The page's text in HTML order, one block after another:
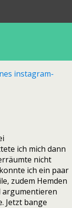
instagram-
ich mich dann
nicht
ich ein paar
zudem Hemden
argumentieren
Jetzt bange